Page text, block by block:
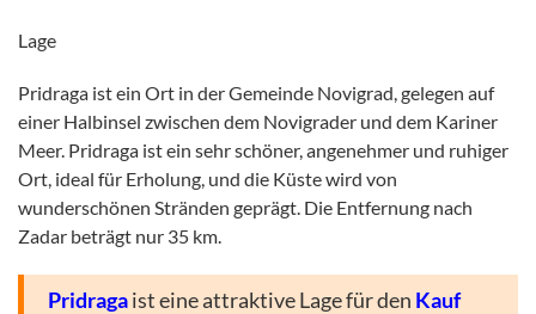
Lage
Pridraga ist ein Ort in der Gemeinde Novigrad, gelegen auf
einer Halbinsel zwischen dem Novigrader und dem Kariner
Meer. Pridraga ist ein sehr schöner, angenehmer und ruhiger
Ort, ideal für Erholung, und die Küste wird von
wunderschönen Stränden geprägt. Die Entfernung nach
Zadar beträgt nur 35 km.
Pridragaist eine attraktive Lage für den Kauf